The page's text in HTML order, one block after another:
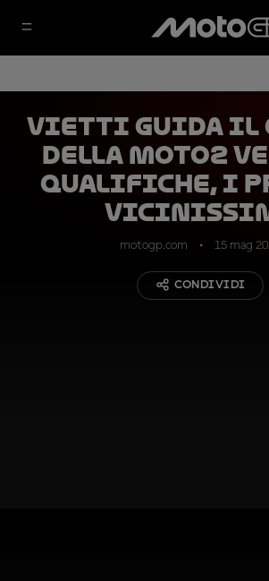
Vietti guida il
della Moto2
qualifiche, i
motogp.com 15 mag
CONDIVIDI